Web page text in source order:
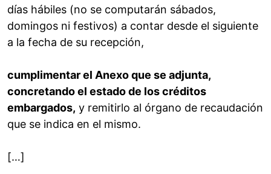
días hábiles (no se computarán sábados,
domingos ni festivos) a contar desde el siguiente
a la fecha de su recepción,
cumplimentar el Anexo que se adjunta,
concretando el estado de los créditos
embargados, y remitirlo al órgano de recaudación
que se indica en el mismo.
[…]